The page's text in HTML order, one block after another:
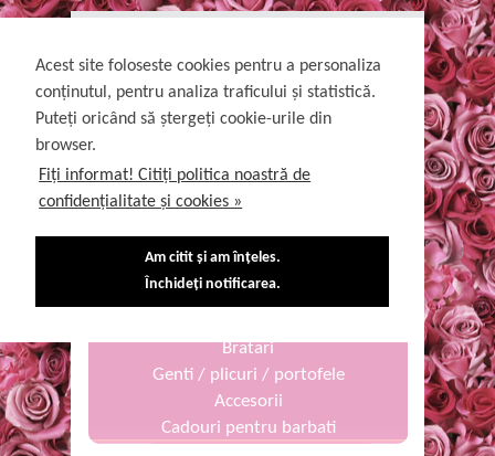
Acest site foloseste cookies pentru a personaliza
conținutul, pentru analiza traficului și statistică.
Puteți oricând să ștergeți cookie-urile din
browser.
Fiți informat! Citiți politica noastră de
confidențialitate și cookies »
Am citit și am înțeles.
Închideți notificarea.
0734882035
Login Recupereaza parola
Cosul de cumparaturi
Curele
Bratari
Genti / plicuri / portofele
Accesorii
Cadouri pentru barbati